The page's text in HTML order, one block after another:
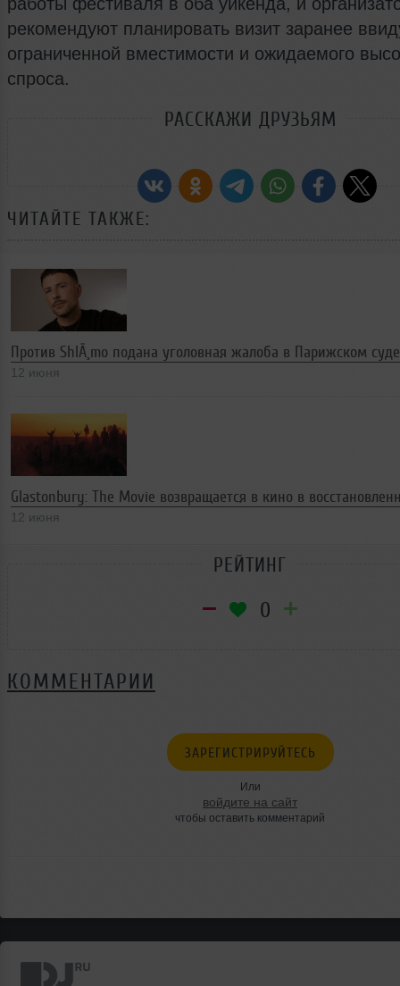
рекомендуют планировать визит заранее
ограниченной вместимости и ожидаемого
спроса.
РАССКАЖИ ДРУЗЬЯМ
ЧИТАЙТЕ ТАКЖЕ:
Против ShlÃ¸mo подана уголовная жалоба в Парижском суде
12 июня
Glastonbury: The Movie возвращается в кино в
12 июня
РЕЙТИНГ
0
КОММЕНТАРИИ
ЗАРЕГИСТРИРУЙТЕСЬ
Или
войдите на сайт
чтобы оставить комментарий